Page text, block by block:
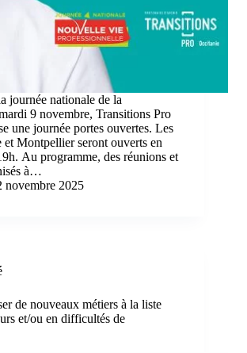
journée nationale de la
9 novembre, Transitions Pro
une journée portes ouvertes. Les
et Montpellier seront ouverts en
Au programme, des réunions et
à…
novembre 2025
de nouveaux métiers à la liste
et/ou en difficultés de